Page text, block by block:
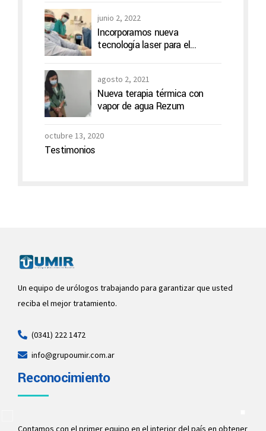
junio 2, 2022
Incorporamos nueva
tecnología laser para el
agosto 2, 2021
Nueva terapia térmica con
vapor de agua Rezum
octubre 13, 2020
Testimonios
Un equipo de urólogos trabajando para garantizar que usted
reciba el mejor tratamiento.
(0341) 222 1472
info@grupoumir.com.ar
Reconocimiento
Contamos con el primer equipo en el interior del país en obtener